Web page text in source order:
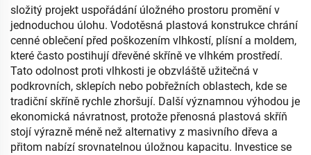
složitý projekt uspořádání úložného prostoru promění v
jednoduchou úlohu. Vodotěsná plastová konstrukce chrání
cenné oblečení před poškozením vlhkostí, plísní a moldem,
které často postihují dřevěné skříně ve vlhkém prostředí.
Tato odolnost proti vlhkosti je obzvláště užitečná v
podkrovních, sklepích nebo pobřežních oblastech, kde se
tradiční skříně rychle zhoršují. Další významnou výhodou je
ekonomická návratnost, protože přenosná plastová skříň
stojí výrazně méně než alternativy z masivního dřeva a
přitom nabízí srovnatelnou úložnou kapacitu. Investice se